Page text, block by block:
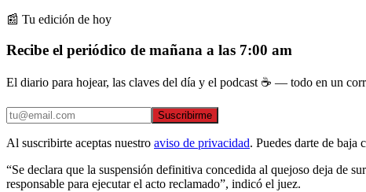
📰 Tu edición de hoy
Recibe el periódico de mañana a las 7:00 am
El diario para hojear, las claves del día y el podcast ☕ — todo en un
Suscribirme
Al suscribirte aceptas nuestro aviso de privacidad. Puedes darte de baja
“Se declara que la suspensión definitiva concedida al quejoso deja de
responsable para ejecutar el acto reclamado”, indicó el juez.